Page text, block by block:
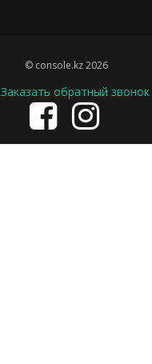
© console.kz 2026
Заказать обратный звонок